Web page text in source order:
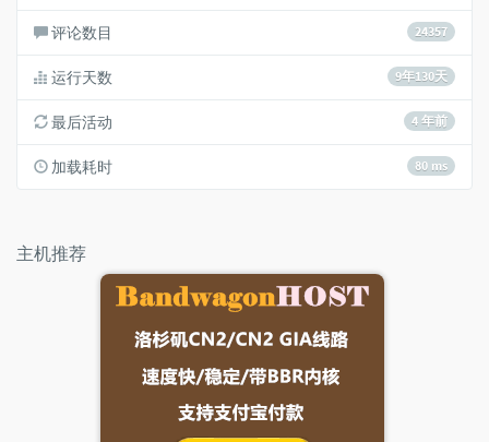
24357
评论数目
9年130天
运行天数
4 年前
最后活动
80 ms
加载耗时
主机推荐